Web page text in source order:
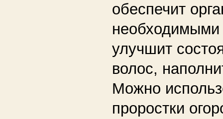
обеспечит
улучшит
волос,
Можно
проростки